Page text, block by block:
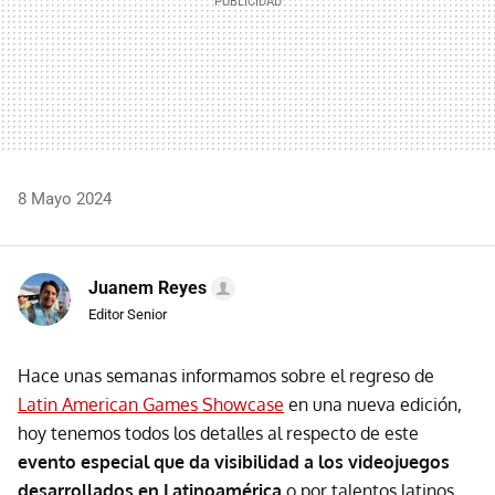
8 Mayo 2024
Juanem Reyes
Editor Senior
Hace unas semanas informamos sobre el regreso de
Latin American Games Showcase en una nueva edición,
hoy tenemos todos los detalles al respecto de este
evento especial que da visibilidad a los videojuegos